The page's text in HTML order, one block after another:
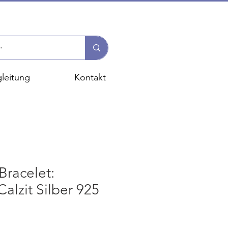
Kontakt
Silber 925